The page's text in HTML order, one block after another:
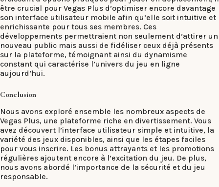
être crucial pour Vegas Plus d’optimiser encore davantage
son interface utilisateur mobile afin qu’elle soit intuitive et
enrichissante pour tous ses membres. Ces
développements permettraient non seulement d’attirer un
nouveau public mais aussi de fidéliser ceux déjà présents
sur la plateforme, témoignant ainsi du dynamisme
constant qui caractérise l’univers du jeu en ligne
aujourd’hui.
Conclusion
Nous avons exploré ensemble les nombreux aspects de
Vegas Plus, une plateforme riche en divertissement. Vous
avez découvert l’interface utilisateur simple et intuitive, la
variété des jeux disponibles, ainsi que les étapes faciles
pour vous inscrire. Les bonus attrayants et les promotions
régulières ajoutent encore à l’excitation du jeu. De plus,
nous avons abordé l’importance de la sécurité et du jeu
responsable.